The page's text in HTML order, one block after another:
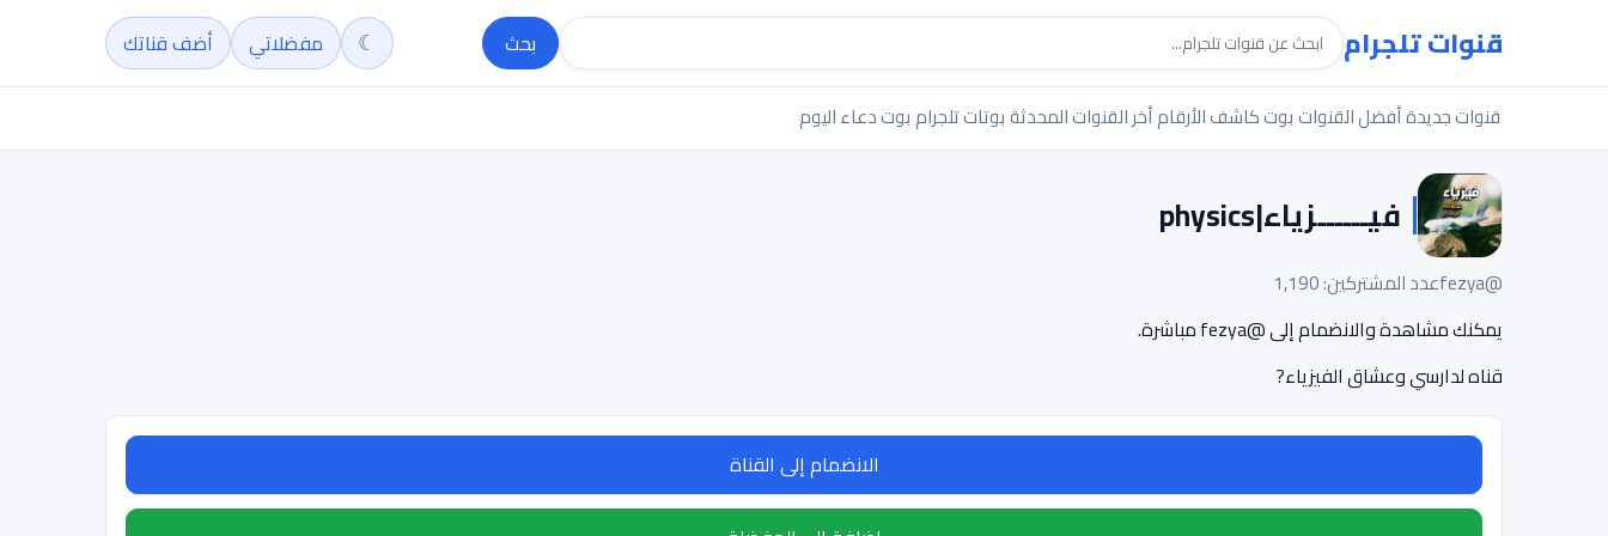
قنوات تلجرام بحث ☾ مفضلاتي أضف قناتك
قنوات جديدةأفضل القنواتبوت كاشف الأرقامأخر القنوات المحدثةبوتات تلجرام بوت دعاء اليوم
فيــــــزياء|physics
@fezya
عدد المشتركين: 1,190
يمكنك مشاهدة والانضمام إلى @fezya مباشرة.
قناه لدارسي وعشاق الفيزياء?
الانضمام إلى القناة